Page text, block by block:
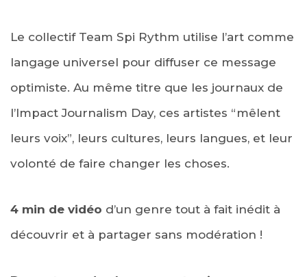
Le collectif Team Spi Rythm utilise l’art comme
langage universel pour diffuser ce message
optimiste. Au même titre que les journaux de
l’Impact Journalism Day, ces artistes “mêlent
leurs voix”, leurs cultures, leurs langues, et leur
volonté de faire changer les choses.
4 min de vidéo d’un genre tout à fait inédit à
découvrir et à partager sans modération !